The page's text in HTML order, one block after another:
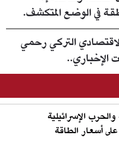
في الوضع المتكشف.
التركي رحمي
الإخباري..
الإسرائيلية
أسعار الطاقة